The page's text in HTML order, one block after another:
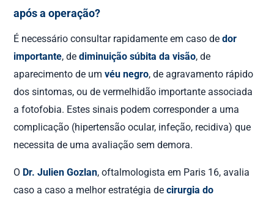
após a operação?
É necessário consultar rapidamente em caso dedor
importante, dediminuição súbita da visão, de
aparecimento de umvéu negro, de agravamento rápido
dos sintomas, ou de vermelhidão importante associada
a fotofobia. Estes sinais podem corresponder a uma
complicação (hipertensão ocular, infeção, recidiva) que
necessita de uma avaliação sem demora.
O Dr. Julien Gozlan, oftalmologista em Paris 16, avalia
caso a caso a melhor estratégia decirurgia do